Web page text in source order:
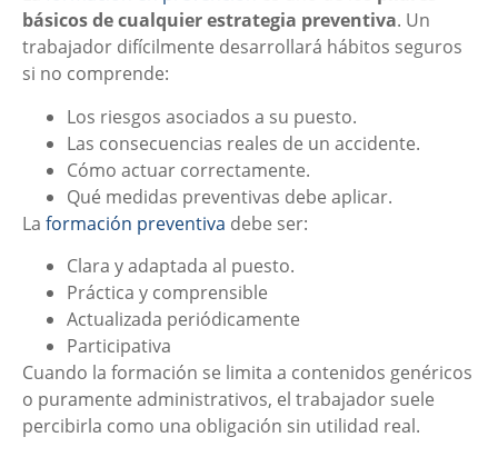
básicos de cualquier estrategia preventiva. Un
trabajador difícilmente desarrollará hábitos seguros
si no comprende:
Los riesgos asociados a su puesto.
Las consecuencias reales de un accidente.
Cómo actuar correctamente.
Qué medidas preventivas debe aplicar.
La formación preventiva debe ser:
Clara y adaptada al puesto.
Práctica y comprensible
Actualizada periódicamente
Participativa
Cuando la formación se limita a contenidos genéricos
o puramente administrativos, el trabajador suele
percibirla como una obligación sin utilidad real.